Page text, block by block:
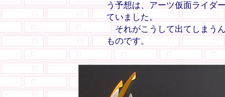
う予想は、アーツ仮面ライダ
ていました。
それがこうして出てしまう
ものです。